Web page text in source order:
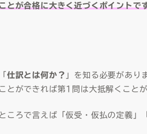
とが合格に大きく近づくポイントで
仕訳とは何か？ 」を知る必要があり
とができれば第1問は大抵解くことが
ころで言えば「仮受・仮払の定義